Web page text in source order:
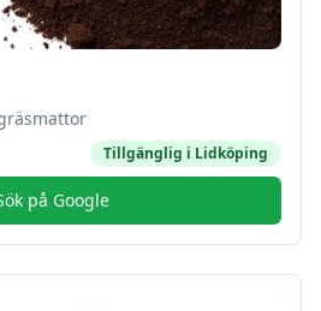
Tillgänglig i Lidköping
på Google